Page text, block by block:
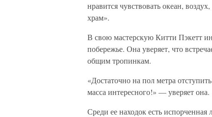
нравится чувствовать океан,
храм».
В свою мастерскую Китти Пэкетт
побережье. Она уверяет, что
общим тропинкам.
«Достаточно на пол метра
масса интересного!» — уверяет она.
Среди ее находок есть испорченная